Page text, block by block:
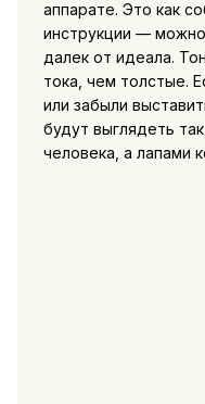
аппарате. Это как
инструкции — можно
далек от идеала.
тока, чем толстые.
или забыли
будут выглядеть
человека, а лапами